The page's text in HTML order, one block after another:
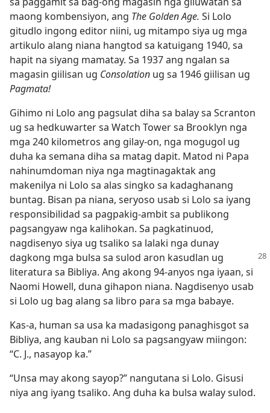
maong kombensiyon, ang The Golden Age. Si Lolo
gitudlo ingong editor niini, ug mitampo siya ug mga
artikulo alang niana hangtod sa katuigang 1940, sa
hapit na siyang mamatay. Sa 1937 ang ngalan sa
magasin giilisan ug Consolation ug sa 1946 giilisan ug
Pagmata!
Gihimo ni Lolo ang pagsulat diha sa balay sa Scranton
ug sa hedkuwarter sa Watch Tower sa Brooklyn nga
mga 240 kilometros ang gilay-on, nga mogugol ug
duha ka semana diha sa matag dapit. Matod ni Papa
nahinumdoman niya nga magtinagaktak ang
makenilya ni Lolo sa alas singko sa kadaghanang
buntag. Bisan pa niana, seryoso usab si Lolo sa iyang
responsibilidad sa pagpakig-ambit sa publikong
pagsangyaw nga kalihokan. Sa pagkatinuod,
nagdisenyo siya ug tsaliko sa lalaki nga dunay
dagkong mga bulsa sa sulod aron kasudlan ug
literatura sa Bibliya. Ang akong 94-anyos nga iyaan, si
Naomi Howell, duna gihapon niana. Nagdisenyo usab
si Lolo ug bag alang sa libro para sa mga babaye.
Kas-a, human sa usa ka madasigong panaghisgot sa
Bibliya, ang kauban ni Lolo sa pagsangyaw miingon:
“C. J., nasayop ka.”
“Unsa may akong sayop?” nangutana si Lolo. Gisusi
niya ang iyang tsaliko. Ang duha ka bulsa walay sulod.